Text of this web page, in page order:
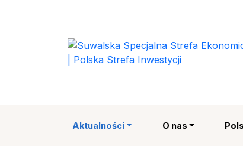
Suwalska
Aktualności O nas